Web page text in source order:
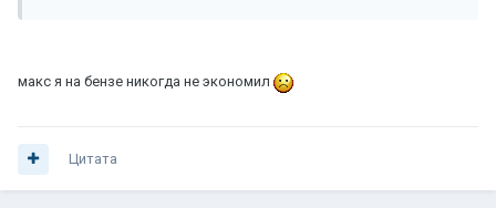
макс я на бензе никогда не экономил
Цитата